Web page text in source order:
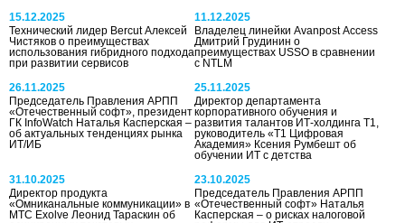
15.12.2025
Технический лидер Bercut Алексей
Чистяков о преимуществах
использования гибридного подхода
при развитии сервисов
11.12.2025
Владелец линейки Avanpost Access
Дмитрий Грудинин о
преимуществах USSO в сравнении
с NTLM
26.11.2025
Председатель Правления АРПП
«Отечественный софт», президент
ГК InfoWatch Наталья Касперская –
об актуальных тенденциях рынка
ИТ/ИБ
25.11.2025
Директор департамента
корпоративного обучения и
развития талантов ИТ-холдинга Т1,
руководитель «Т1 Цифровая
Академия» Ксения Румбешт об
обучении ИТ с детства
31.10.2025
Директор продукта
«Омниканальные коммуникации» в
МТС Exolve Леонид Тараскин об
23.10.2025
Председатель Правления АРПП
«Отечественный софт» Наталья
Касперская – о рисках налоговой